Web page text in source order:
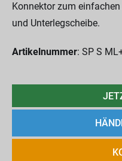
Konnektor zum
und Unterlegscheibe.
Artikelnummer: SP S